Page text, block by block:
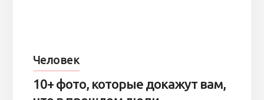
Человек
10+ фото, которые докажут вам,